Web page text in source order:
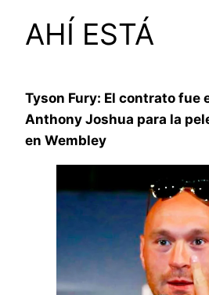
AHÍ ESTÁ
Tyson Fury: El contrato fue
Anthony Joshua para la
en Wembley